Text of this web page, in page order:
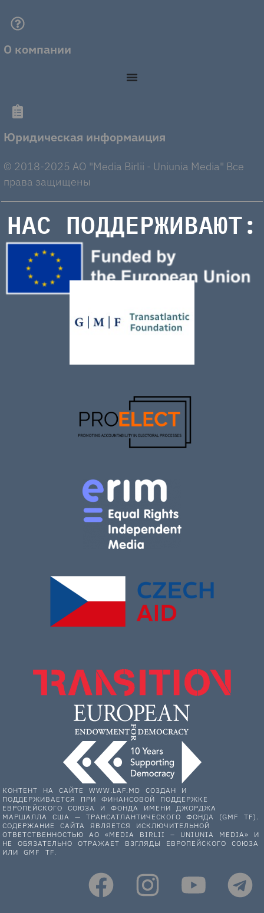
О компании
Юридическая информаиция
© 2018-2025 AO "Media Birlii - Uniunia Media" Все
права защищены
НАС ПОДДЕРЖИВАЮТ:
КОНТЕНТ НА САЙТЕ WWW.LAF.MD СОЗДАН И
ПОДДЕРЖИВАЕТСЯ ПРИ ФИНАНСОВОЙ ПОДДЕРЖКЕ
ЕВРОПЕЙСКОГО СОЮЗА И ФОНДА ИМЕНИ ДЖОРДЖА
МАРШАЛЛА США — ТРАНСАТЛАНТИЧЕСКОГО ФОНДА (GMF TF).
СОДЕРЖАНИЕ САЙТА ЯВЛЯЕТСЯ ИСКЛЮЧИТЕЛЬНОЙ
ОТВЕТСТВЕННОСТЬЮ АО «MEDIA BIRLII – UNIUNIA MEDIA» И
НЕ ОБЯЗАТЕЛЬНО ОТРАЖАЕТ ВЗГЛЯДЫ ЕВРОПЕЙСКОГО СОЮЗА
ИЛИ GMF TF.